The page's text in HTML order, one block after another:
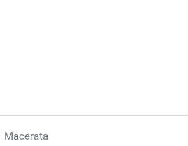
Macerata